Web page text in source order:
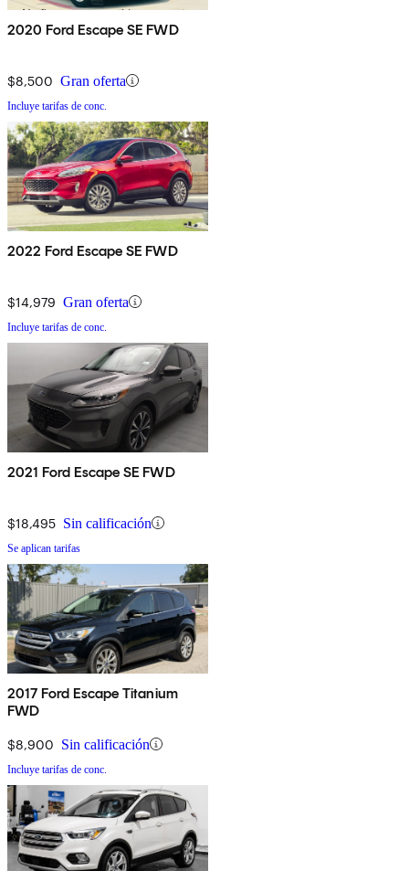
2020 Ford Escape SE FWD
$8,500 Gran oferta
Incluye tarifas de conc.
2022 Ford Escape SE FWD
$14,979 Gran oferta
Incluye tarifas de conc.
2021 Ford Escape SE FWD
$18,495 Sin calificación
Se aplican tarifas
2017 Ford Escape Titanium
FWD
$8,900 Sin calificación
Incluye tarifas de conc.